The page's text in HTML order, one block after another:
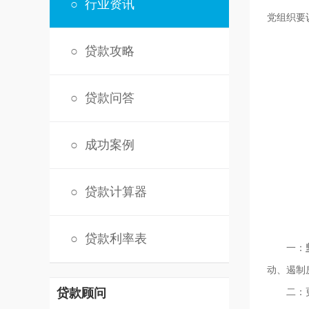
○ 行业资讯
○ 贷款攻略
○ 贷款问答
○ 成功案例
○ 贷款计算器
○ 贷款利率表
贷款顾问
党组织要
一：
动、遏制
二：更